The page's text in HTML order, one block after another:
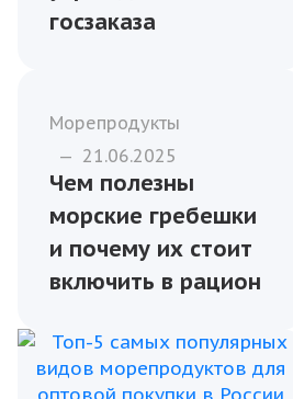
госзаказа
Морепродукты
— 21.06.2025
Чем полезны
морские гребешки
и почему их стоит
включить в рацион